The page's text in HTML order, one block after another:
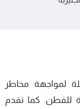
لمواجهة مخاطر
للقطن. كما تقدم